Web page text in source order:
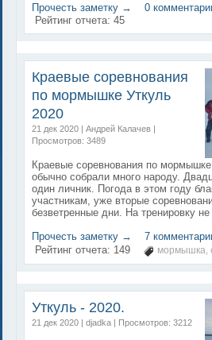
Прочесть заметку →
0
Рейтинг отчета:45
Краевые соревнования
по мормышке Уткуль
2020
21 дек 2020 | Андрей Калачев |
Просмотров: 3489
Краевые соревнования по мормышке
обычно собрали много народу.
один личник. Погода в этом году
участникам, уже вторые
безветренные дни. На тренировку
Прочесть заметку →
7
Рейтинг отчета: 149 мормышка ,
Уткуль - 2020.
21 дек 2020 | djadka | Просмотров: 3212